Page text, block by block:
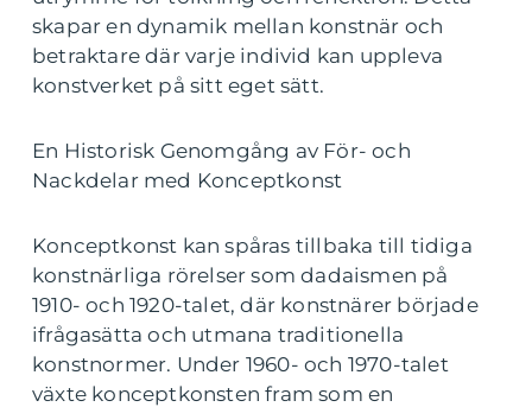
skapar en dynamik mellan konstnär och
betraktare där varje individ kan uppleva
konstverket på sitt eget sätt.
En Historisk Genomgång av För- och
Nackdelar med Konceptkonst
Konceptkonst kan spåras tillbaka till tidiga
konstnärliga rörelser som dadaismen på
1910- och 1920-talet, där konstnärer började
ifrågasätta och utmana traditionella
konstnormer. Under 1960- och 1970-talet
växte konceptkonsten fram som en